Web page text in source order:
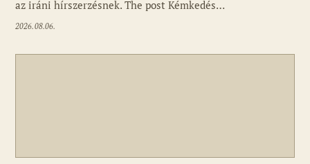
az iráni hírszerzésnek. The post Kémkedés…
2026.08.06.